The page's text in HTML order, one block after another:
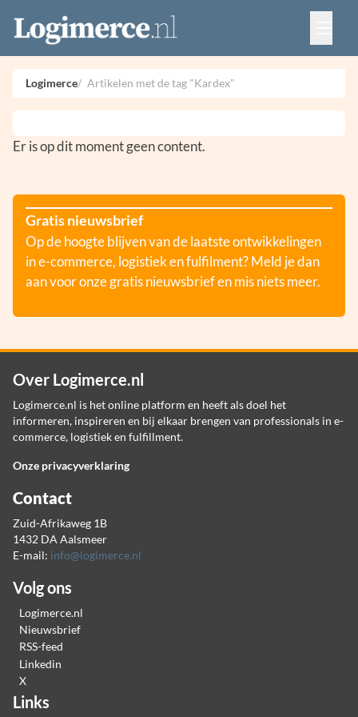
Vacatures
Events
Adverteren
Partners
Logimerce Artikelen met de tag "Kardex"
Er is op dit moment geen content.
Gratis nieuwsbrief
Op de hoogte blijven van de laatste ontwikkelingen
in e-commerce, logistiek en fulfilment? Meld je dan
aan voor onze gratis nieuwsbrief en mis niets meer.
Over Logimerce.nl
Logimerce.nl is het online platform en heeft als doel het
informeren, inspireren en bij elkaar brengen van professionals in e-
commerce, logistiek en fulfillment.
Onze privacyverklaring
Contact
Zuid-Afrikaweg 1B
1432 DA Aalsmeer
E-mail: info@logimerce.nl
Volg ons
Logimerce.nl
Nieuwsbrief
RSS-feed
Linkedin
X
Links